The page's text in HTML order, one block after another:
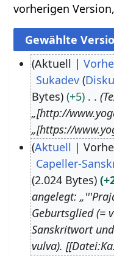
vorherigen Version,
n
Aktuell
Sukadev
Bytes
+5
„[http://
„[https://
Aktuell
Capeller-
2.024 Bytes
angelegt:
Geburtsglied (=
Sanskritwort
vulva).